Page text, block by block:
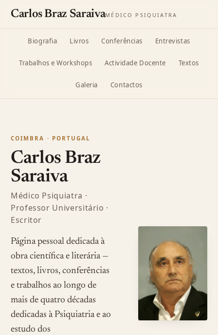
Carlos Braz SaraivaMÉDICO PSIQUIATRA
Biografia Livros Conferências Entrevistas
Trabalhos e Workshops Actividade Docente Textos
Galeria Contactos
COIMBRA · PORTUGAL
Carlos Braz
Saraiva
Médico Psiquiatra ·
Professor Universitário ·
Escritor
Página pessoal dedicada à
obra científica e literária —
textos, livros, conferências
e trabalhos ao longo de
mais de quatro décadas
dedicadas à Psiquiatria e ao
estudo dos